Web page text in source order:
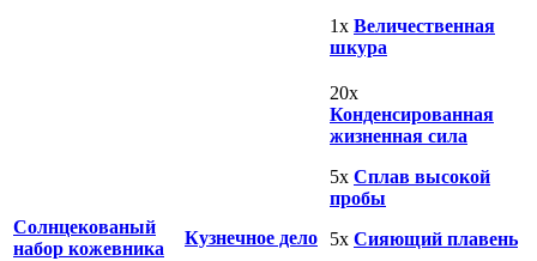
1x Величественная
шкура
Солнцекованый
набор кожевника
Кузнечное дело
20x
Конденсированная
жизненная сила
5x Сплав высокой
пробы
5x Сияющий плавень